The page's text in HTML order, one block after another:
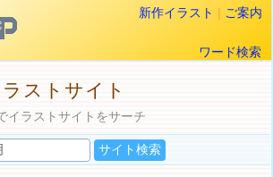
新作イラスト | ご案内
ワード検索
ストサイト
イラストサイトをサーチ